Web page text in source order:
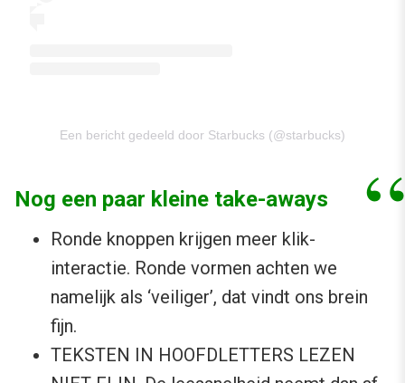
Een bericht gedeeld door Starbucks (@starbucks)
Nog een paar kleine take-aways
Ronde knoppen krijgen meer klik-
interactie. Ronde vormen achten we
namelijk als ‘veiliger’, dat vindt ons brein
fijn.
TEKSTEN IN HOOFDLETTERS LEZEN